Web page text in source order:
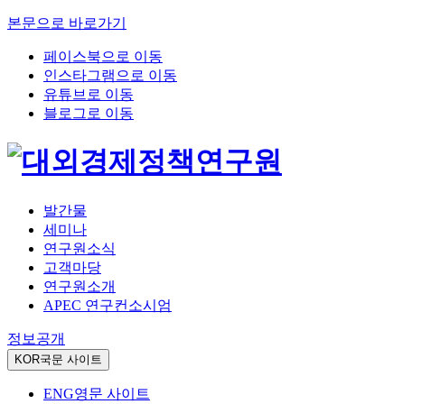
본문으로 바로가기
페이스북으로 이동
인스타그램으로 이동
유튜브로 이동
블로그로 이동
발간물
세미나
연구원소식
고객마당
연구원소개
APEC 연구컨소시엄
정보공개
KOR국문 사이트
ENG영문 사이트